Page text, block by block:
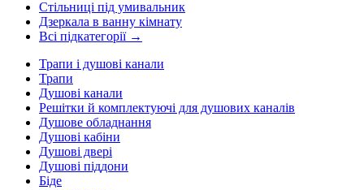
Стільниці під умивальник
Дзеркала в ванну кімнату
Всі підкатегорії →
Трапи і душові канали
Трапи
Душові канали
Решітки й комплектуючі для душових каналів
Душове обладнання
Душові кабіни
Душові двері
Душові піддони
Біде